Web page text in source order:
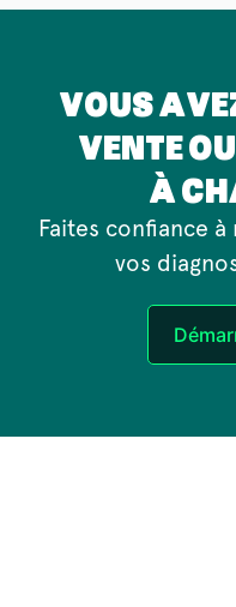
VOUS
VENTE
À
Faites confiance
vos